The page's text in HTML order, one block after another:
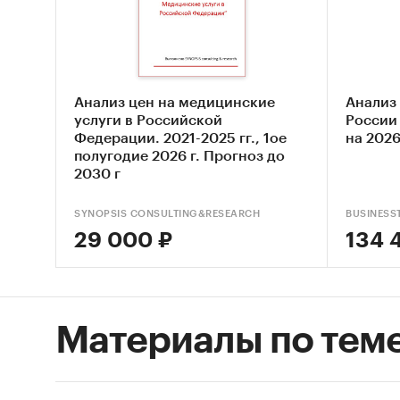
того,
Анализ цен на медицинские
услуги в Российской
Федерации. 2021-2025 гг., 1ое
полугодие 2026 г. Прогноз до
2030 г
SYNOPSIS CONSULTING&RESEARCH
29 000 ₽
Анализ
России
на
134
Материалы по